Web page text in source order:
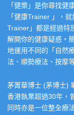
「健樂」是你尋找健
「健康Trainer 」，
Trainer」都是經過特
解開你的健康疑惑。
地運用不同的「自然
法、順勢療法、按摩
茅菁華博士 (茅博士)
香港執業超過30年，
同時亦是一位整全療